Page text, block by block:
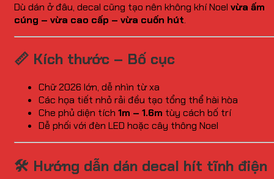
Dù dán ở đâu, decal cũng tạo nên không khí Noel vừa ấm
cúng – vừa cao cấp – vừa cuốn hút.
📏 Kích thước – Bố cục
Chữ 2026 lớn, dễ nhìn từ xa
Các họa tiết nhỏ rải đều tạo tổng thể hài hòa
Che phủ diện tích 1m – 1.6m tùy cách bố trí
Dễ phối với đèn LED hoặc cây thông Noel
🛠️ Hướng dẫn dán decal hít tĩnh điện